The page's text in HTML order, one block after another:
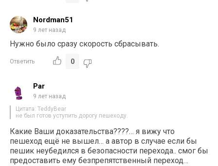
Nordman51
9 лет назад
Нужно было сразу скорость сбрасывать.
Ответить 0
Par
9 лет назад
Цитата: TeddyBear
не был готов уступить дорогу пешеходу.
Какие Ваши доказательства????… я вижу что
пешеход ещё не вышел… а автор в случае если бы
пешик неубедился в безопасности перехода.. смог бы
предоставить ему безпрепятственный переход…